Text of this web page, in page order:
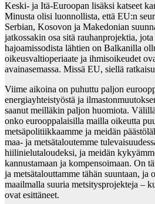
Keski- ja Itä-Euroopan lisäksi katseet
Minusta olisi luonnollista, että EU:n
Serbian, Kosovon ja Makedonian
jatkossakin osa sitä rauhanprojektia,
hajoamissodista lähtien on Balkanilla
oikeusvaltioperiaate ja ihmisoikeudet
avainasemassa. Missä EU, siellä
Viime aikoina on puhuttu paljon
energiayhteistyöstä ja
saanut meilläkin paljon huomiota.
onko eurooppalaisilla mailla oikeutta
metsäpolitiikkaamme ja meidän
maa- ja metsätaloutemme
hiilinielutaloudeksi, ja meidän
kannustamaan ja kompensoimaan. On
ja metsätalouttamme tähän suuntaan, ja
maailmalla suuria metsitysprojekteja –
ovat esittäneet.